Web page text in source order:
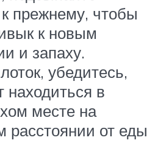
прежнему, чтобы
к новым
и запаху.
убедитесь,
находиться в
месте на
расстоянии от еды